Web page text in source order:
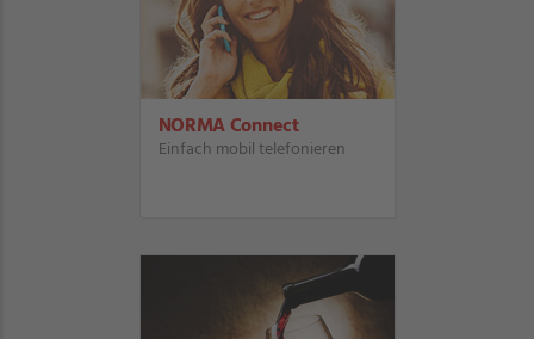
NORMA Connect
Einfach mobil telefonieren